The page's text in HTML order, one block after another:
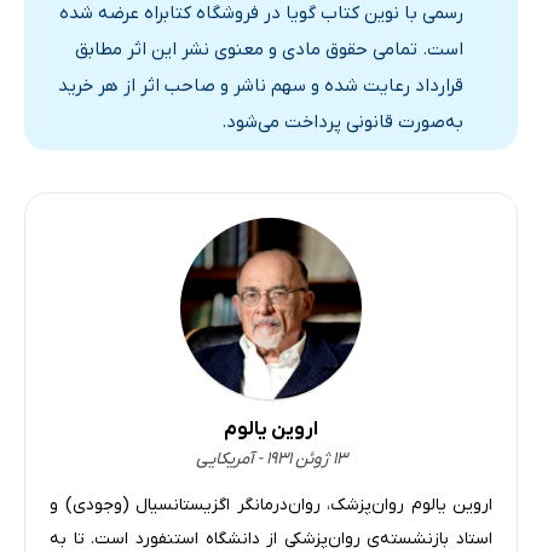
رسمی با نوین کتاب گویا در فروشگاه کتابراه عرضه شده
است. تمامی حقوق مادی و معنوی نشر این اثر مطابق
قرارداد رعایت شده و سهم ناشر و صاحب اثر از هر خرید
به‌صورت قانونی پرداخت می‌شود.
اروین یالوم
۱۳ ژوئن ۱۹۳۱ - آمریکایی
اروین یالوم روان‌پزشک، روان‌درمانگر اگزیستانسیال (وجودی) و
استاد بازنشسته‌ی روان‌پزشکی از دانشگاه استنفورد است. تا به